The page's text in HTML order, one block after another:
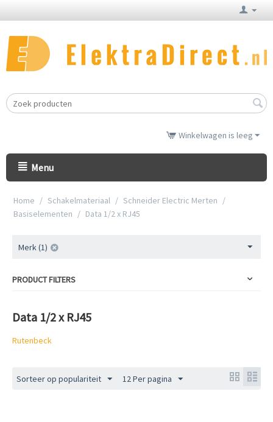
Winkelwagen is leeg
Menu
Home / Schakelmateriaal / Schneider Electric Merten /
Basiselementen / Data 1/2 x RJ45
Merk (1)
PRODUCT FILTERS
Data 1/2 x RJ45
Rutenbeck
Sorteer op populariteit 12 Per pagina